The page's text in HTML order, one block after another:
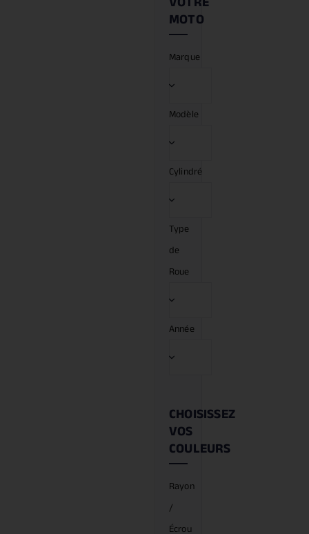
Marque
Modèle
Cylindré
Type
de
Roue
Année
CHOISISSEZ
VOS
COULEURS
Rayon
/
Écrou